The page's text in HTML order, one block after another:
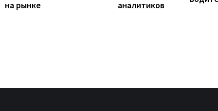
на рынке
аналитиков